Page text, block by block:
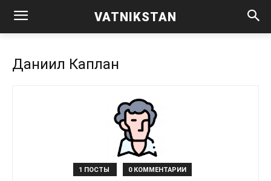
VATNIKSTAN
Даниил Каплан
1 ПОСТЫ 0 КОММЕНТАРИИ